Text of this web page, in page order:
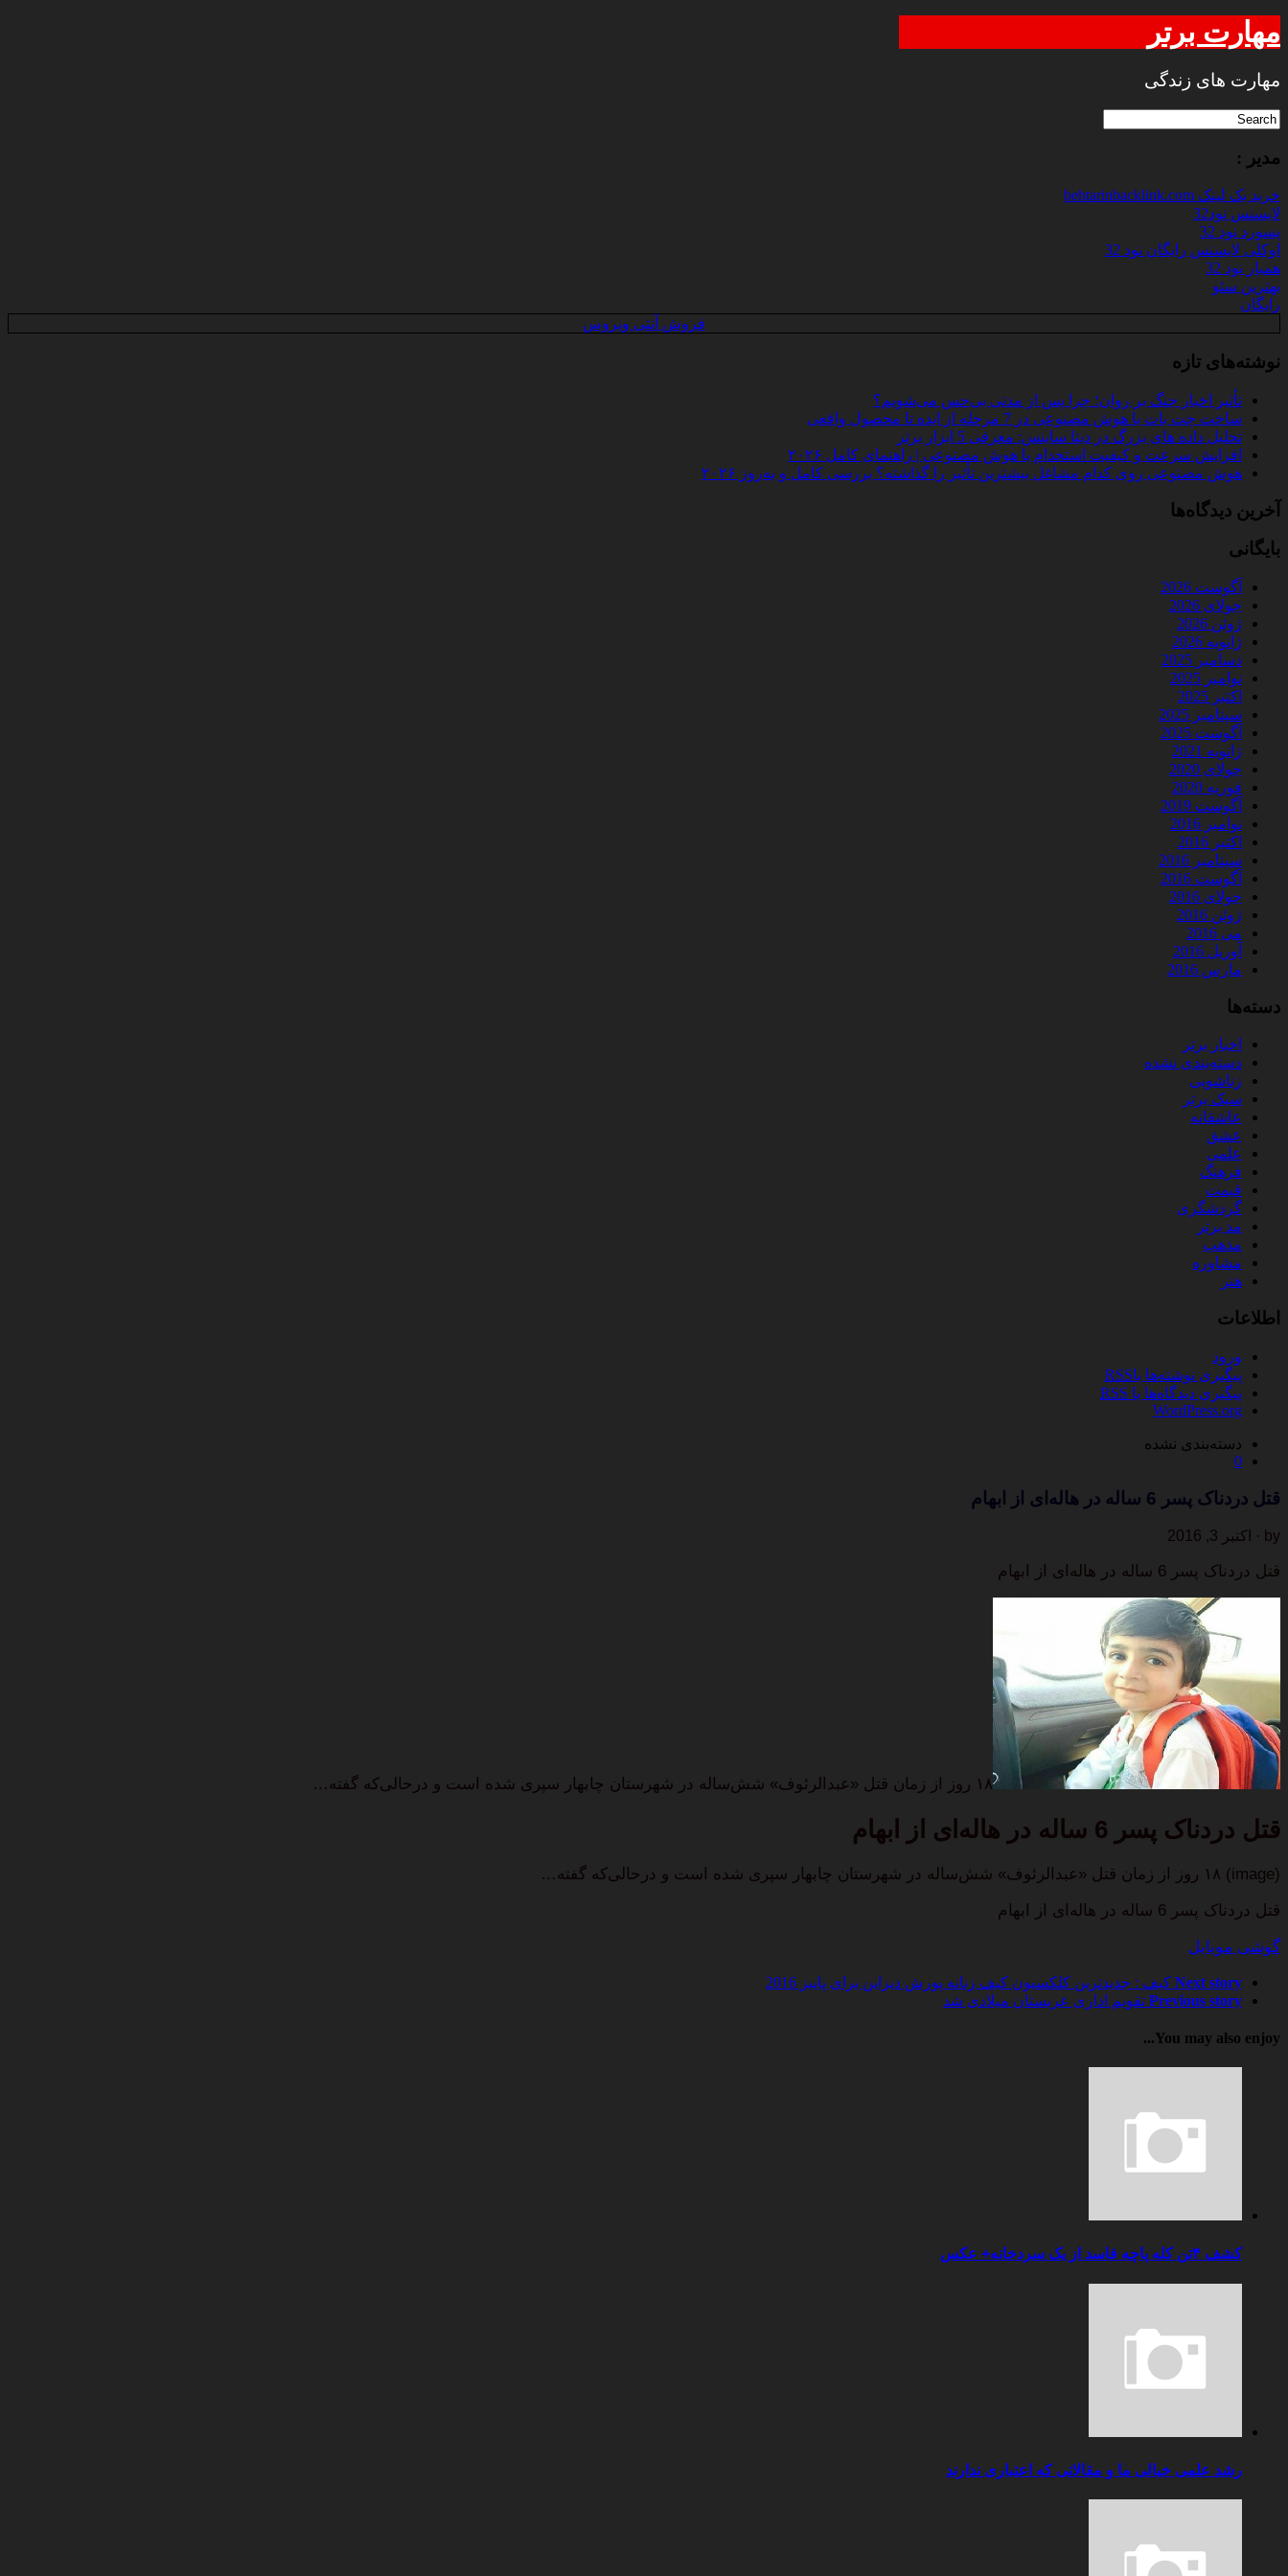
مهارت برتر
مهارت های زندگی
مدیر :
خرید بک لینک behtarinbacklink.com
لایسنس نود32
پسورد نود 32
اوکلی لایسنس رایگان نود 32
همیار نود 32
بهترین سئو
رایگان
فروش آنتی ویروس
نوشته‌های تازه
تأثیر اخبار جنگ بر روان؛ چرا پس از مدتی بی‌حس می‌شویم؟
ساخت چت‌ بات با هوش مصنوعی در 7 مرحله از ایده تا محصول واقعی
تحلیل داده‌ های بزرگ در دیتا ساینس: معرفی 5 ابزار برتر
افزایش سرعت و کیفیت استخدام با هوش مصنوعی | راهنمای کامل ۲۰۲۶
هوش مصنوعی روی کدام مشاغل بیشترین تأثیر را گذاشته؟ بررسی کامل و به‌روز ۲۰۲۶
آخرین دیدگاه‌ها
بایگانی
آگوست 2026
جولای 2026
ژوئن 2026
ژانویه 2026
دسامبر 2025
نوامبر 2025
اکتبر 2025
سپتامبر 2025
آگوست 2025
ژانویه 2021
جولای 2020
فوریه 2020
آگوست 2019
نوامبر 2016
اکتبر 2016
سپتامبر 2016
آگوست 2016
جولای 2016
ژوئن 2016
می 2016
آوریل 2016
مارس 2016
دسته‌ها
اخبار برتر
دسته‌بندی نشده
زناشویی
سبک برتر
عاشقانه
عشق
علمی
فرهنگ
قیمت
گردشگری
مد برتر
مذهب
مشاوره
هنر
اطلاعات
ورود
پیگیری نوشته‌ها باRSS
پیگیری دیدگاه‌ها با RSS
WordPress.org
دسته‌بندی نشده
0
قتل دردناک پسر 6 ساله در هاله‌ای از ابهام
by · اکتبر 3, 2016
قتل دردناک پسر 6 ساله در هاله‌ای از ابهام
۱۸ روز از زمان قتل «عبدالرئوف» شش‌ساله در شهرستان چابهار سپری شده است و درحالی‌که گفته…
قتل دردناک پسر 6 ساله در هاله‌ای از ابهام
(image) ۱۸ روز از زمان قتل «عبدالرئوف» شش‌ساله در شهرستان چابهار سپری شده است و درحالی‌که گفته…
قتل دردناک پسر 6 ساله در هاله‌ای از ابهام
گوشی موبایل
Next story کیف : جدیدترین کلکسیون کیف زنانه پورش دیزاین برای پاییز 2016
Previous story تقویم اداری عربستان میلادی شد
You may also enjoy...
کشف ۴تن کله پاچه فاسد از یک سردخانه+ عکس
رشد علمی خیالی ما و مقالاتی که اعتباری ندارند